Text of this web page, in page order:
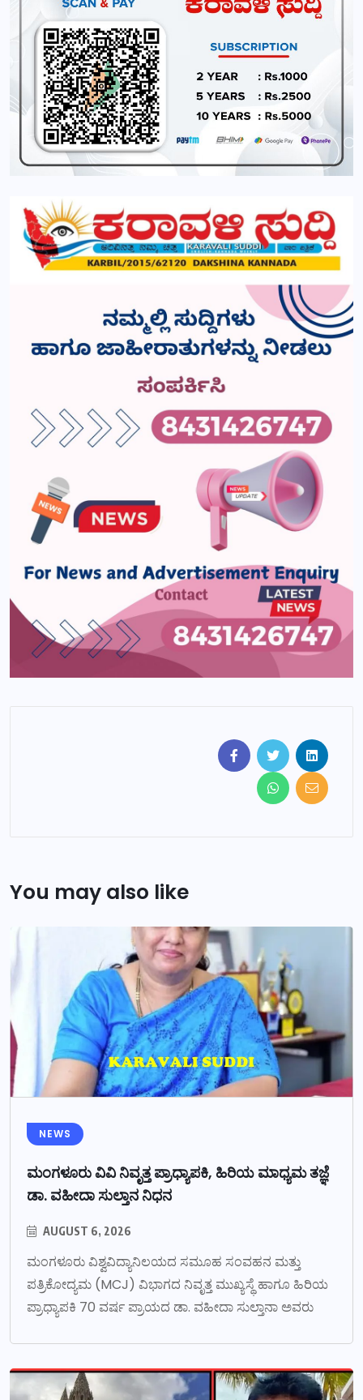
You may also like
NEWS
ಮಂಗಳೂರು ವಿವಿ ನಿವೃತ್ತ ಪ್ರಾಧ್ಯಾಪಕಿ, ಹಿರಿಯ ಮಾಧ್ಯಮ ತಜ್ಞೆ
ಡಾ. ವಹೀದಾ ಸುಲ್ತಾನ ನಿಧನ
AUGUST 6, 2026
ಮಂಗಳೂರು ವಿಶ್ವವಿದ್ಯಾನಿಲಯದ ಸಮೂಹ ಸಂವಹನ ಮತ್ತು
ಪತ್ರಿಕೋದ್ಯಮ (MCJ) ವಿಭಾಗದ ನಿವೃತ್ತ ಮುಖ್ಯಸ್ಥೆ ಹಾಗೂ ಹಿರಿಯ
ಪ್ರಾಧ್ಯಾಪಕಿ 70 ವರ್ಷ ಪ್ರಾಯದ ಡಾ. ವಹೀದಾ ಸುಲ್ತಾನಾ ಅವರು